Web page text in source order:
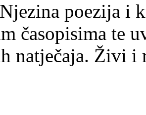
Njezina poezija i
časopisima te
natječaja. Živi i